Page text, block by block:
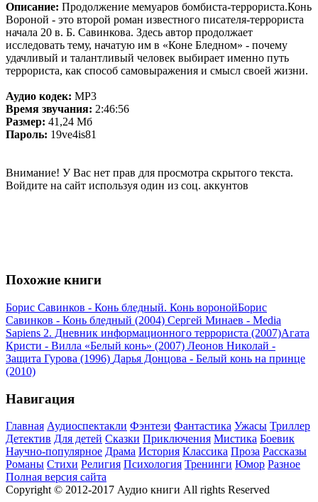
Описание: Продолжение мемуаров бомбиста-террориста.Конь
Вороной - это второй роман известного писателя-террориста
начала 20 в. Б. Савинкова. Здесь автор продолжает
исследовать тему, начатую им в «Коне Бледном» - почему
удачливый и талантливый человек выбирает именно путь
террориста, как способ самовыражения и смысл своей жизни.
Аудио кодек: MP3
Время звучания: 2:46:56
Размер: 41,24 Мб
Пароль: 19ve4is81
Внимание! У Вас нет прав для просмотра скрытого текста.
Войдите на сайт используя один из соц. аккунтов
Похожие книги
Борис Савинков - Конь бледный. Конь воронойБорис
Савинков - Конь бледный (2004) Сергей Минаев - Media
Sapiens 2. Дневник информационного террориста (2007)Агата
Кристи - Вилла «Белый конь» (2007) Леонов Николай -
Защита Гурова (1996) Дарья Донцова - Белый конь на принце
(2010)
Навигация
Главная Аудиоспектакли Фэнтези Фантастика Ужасы Триллер
Детектив Для детей Сказки Приключения Мистика Боевик
Научно-популярное Драма История Классика Проза Рассказы
Романы Стихи Религия Психология Тренинги Юмор Разное
Полная версия сайта
Copyright © 2012-2017 Аудио книги All rights Reserved